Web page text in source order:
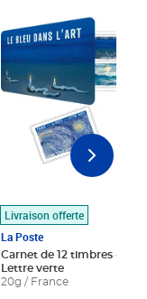
Livraison offerte
La Poste
Carnet de 12 timbres - Le
Lettre verte
20g / France